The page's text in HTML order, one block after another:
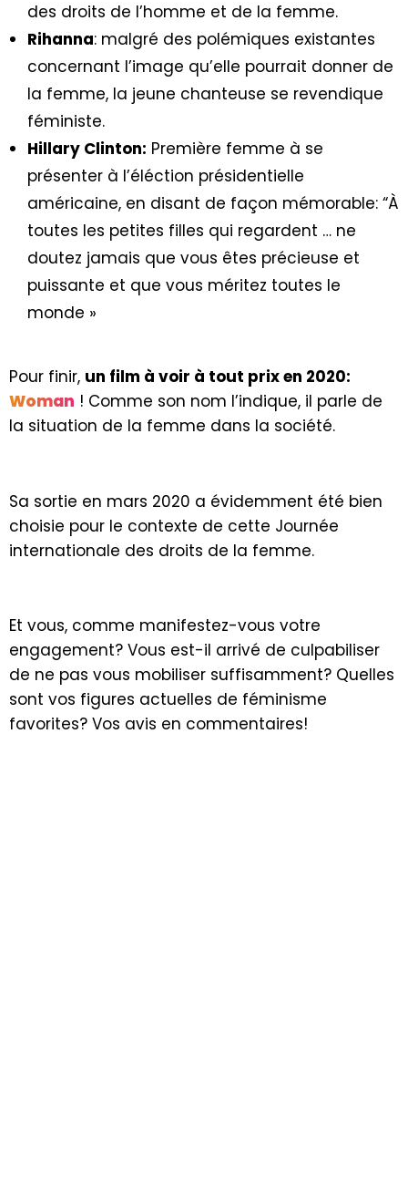
des droits de l’homme et de la femme.
Rihanna: malgré des polémiques existantes
concernant l’image qu’elle pourrait donner de
la femme, la jeune chanteuse se revendique
féministe.
Hillary Clinton: Première femme à se
présenter à l’éléction présidentielle
américaine, en disant de façon mémorable: “À
toutes les petites filles qui regardent … ne
doutez jamais que vous êtes précieuse et
puissante et que vous méritez toutes le
monde »
Pour finir, un film à voir à tout prix en 2020:
Woman ! Comme son nom l’indique, il parle de
la situation de la femme dans la société.
Sa sortie en mars 2020 a évidemment été bien
choisie pour le contexte de cette Journée
internationale des droits de la femme.
Et vous, comme manifestez-vous votre
engagement? Vous est-il arrivé de culpabiliser
de ne pas vous mobiliser suffisamment? Quelles
sont vos figures actuelles de féminisme
favorites? Vos avis en commentaires!